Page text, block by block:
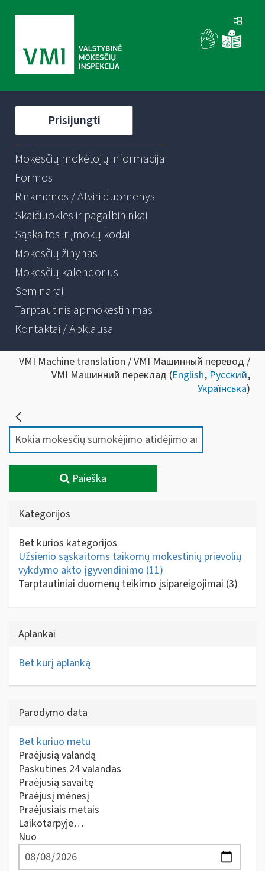
Prisijungti
Mokesčių mokėtojų informacija
Formos
Rinkmenos / Atviri duomenys
Skaičiuoklės ir pagalbininkai
Sąskaitos ir įmokų kodai
Mokesčių žinynas
Mokesčių kalendorius
Seminarai
Tarptautinis apmokestinimas
Kontaktai / Apklausa
VMI Machine translation / VMI Машинный перевод /
VMI Машинний переклад (English, Русский,
Українська)
Paieška
Kategorijos
Bet kurios kategorijos
Užsienio sąskaitoms taikomų mokestinių prievolių
vykdymo akto įgyvendinimo (11)
Tarptautiniai duomenų teikimo įsipareigojimai (3)
Aplankai
Bet kurį aplanką
Parodymo data
Bet kuriuo metu
Praėjusią valandą
Paskutines 24 valandas
Praėjusią savaitę
Praėjusį mėnesį
Praėjusiais metais
Laikotarpyje…
Nuo